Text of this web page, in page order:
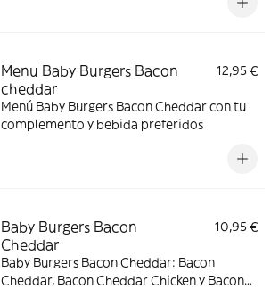
Menu Baby Burgers Bacon
cheddar
12,95 €
Menú Baby Burgers Bacon Cheddar con tu
complemento y bebida preferidos
Baby Burgers Bacon
Cheddar
10,95 €
Baby Burgers Bacon Cheddar: Bacon
Cheddar, Bacon Cheddar Chicken y Bacon